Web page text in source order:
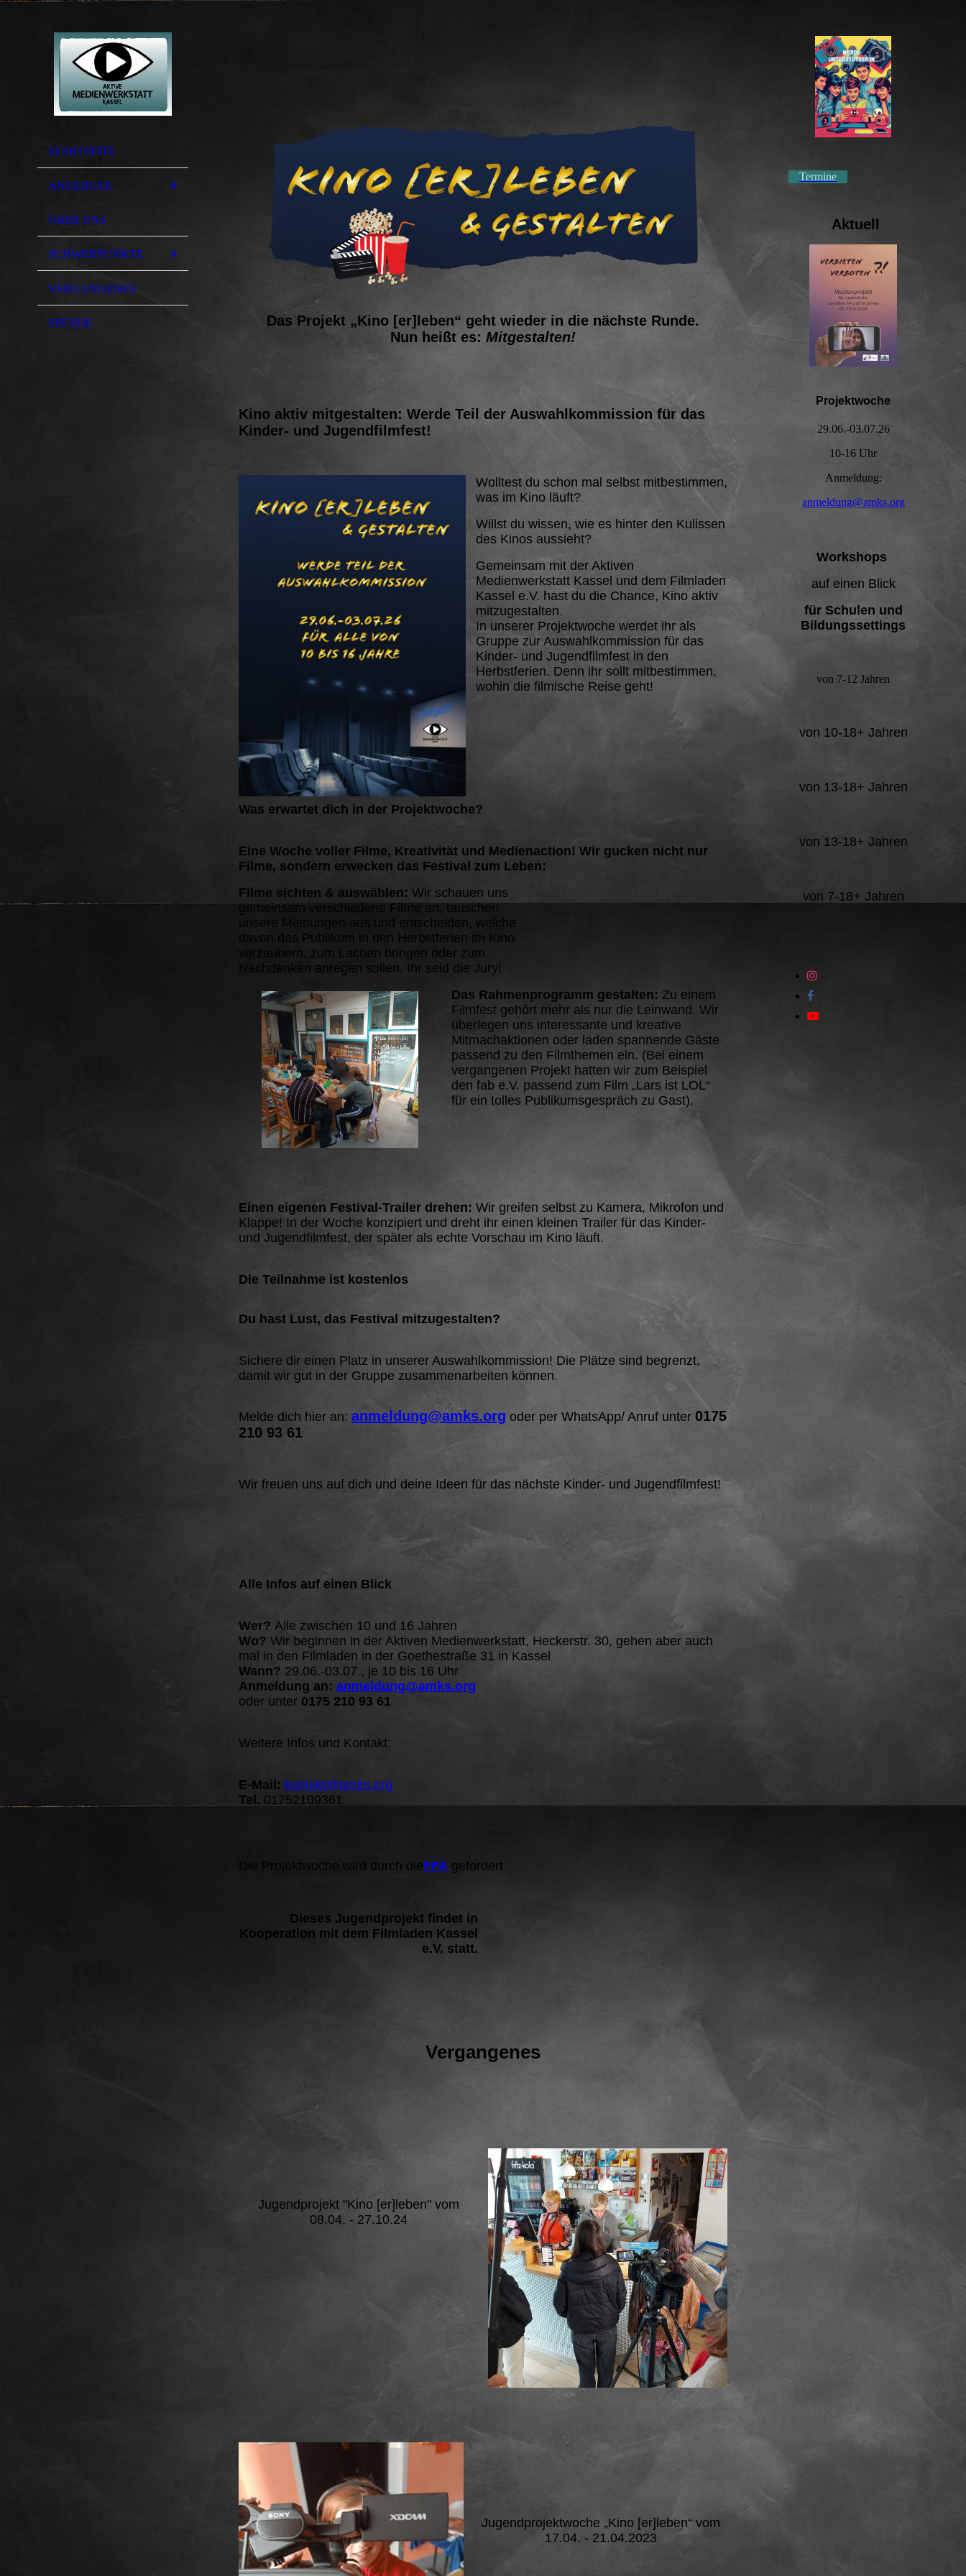
STARTSEITE
ANGEBOTE
ÜBER UNS
SCHWERPUNKTE
VERGANGENES
SPENDE
Das Projekt „Kino [er]leben“ geht wieder in die nächste Runde.
Nun heißt es: Mitgestalten!
Kino aktiv mitgestalten: Werde Teil der Auswahlkommission für das
Kinder- und Jugendfilmfest!
Wolltest du schon mal selbst mitbestimmen,
was im Kino läuft?
Willst du wissen, wie es hinter den Kulissen
des Kinos aussieht?
Gemeinsam mit der Aktiven
Medienwerkstatt Kassel und dem Filmladen
Kassel e.V. hast du die Chance, Kino aktiv
mitzugestalten.
In unserer Projektwoche werdet ihr als
Gruppe zur Auswahlkommission für das
Kinder- und Jugendfilmfest in den
Herbstferien. Denn ihr sollt mitbestimmen,
wohin die filmische Reise geht!
Was erwartet dich in der Projektwoche?
Eine Woche voller Filme, Kreativität und Medienaction! Wir gucken nicht nur
Filme, sondern erwecken das Festival zum Leben:
Filme sichten & auswählen: Wir schauen uns
gemeinsam verschiedene Filme an, tauschen
unsere Meinungen aus und entscheiden, welche
davon das Publikum in den Herbstferien im Kino
verzaubern, zum Lachen bringen oder zum
Nachdenken anregen sollen. Ihr seid die Jury!
Das Rahmenprogramm gestalten: Zu einem
Filmfest gehört mehr als nur die Leinwand. Wir
überlegen uns interessante und kreative
Mitmachaktionen oder laden spannende Gäste
passend zu den Filmthemen ein. (Bei einem
vergangenen Projekt hatten wir zum Beispiel
den fab e.V. passend zum Film „Lars ist LOL“
für ein tolles Publikumsgespräch zu Gast).
Einen eigenen Festival-Trailer drehen: Wir greifen selbst zu Kamera, Mikrofon und
Klappe! In der Woche konzipiert und dreht ihr einen kleinen Trailer für das Kinder-
und Jugendfilmfest, der später als echte Vorschau im Kino läuft.
Die Teilnahme ist kostenlos
Du hast Lust, das Festival mitzugestalten?
Sichere dir einen Platz in unserer Auswahlkommission! Die Plätze sind begrenzt,
damit wir gut in der Gruppe zusammenarbeiten können.
Melde dich hier an: anmeldung@amks.org oder per WhatsApp/ Anruf unter 0175
210 93 61
Wir freuen uns auf dich und deine Ideen für das nächste Kinder- und Jugendfilmfest!
Alle Infos auf einen Blick
Wer? Alle zwischen 10 und 16 Jahren
Wo? Wir beginnen in der Aktiven Medienwerkstatt, Heckerstr. 30, gehen aber auch
mal in den Filmladen in der Goethestraße 31 in Kassel
Wann? 29.06.-03.07., je 10 bis 16 Uhr
Anmeldung an: anmeldung@amks.org
oder unter 0175 210 93 61
Weitere Infos und Kontakt:
E-Mail: kontakt@amks.org
Tel. 01752109361
Die Projektwoche wird durch dieFFA gefördert
Dieses Jugendprojekt findet in
Kooperation mit dem Filmladen Kassel
e.V. statt.
Vergangenes
Jugendprojekt "Kino [er]leben" vom
08.04. - 27.10.24
Jugendprojektwoche „Kino [er]leben“ vom
17.04. - 21.04.2023
Termine
Aktuell
Projektwoche
29.06.-03.07.26
10-16 Uhr
Anmeldung:
anmeldung@amks.org
Workshops
auf einen Blick
für Schulen und
Bildungssettings
von 7-12 Jahren
von 10-18+ Jahren
von 13-18+ Jahren
von 13-18+ Jahren
von 7-18+ Jahren